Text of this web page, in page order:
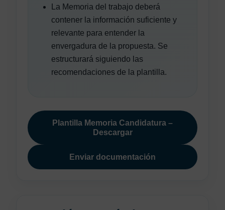
La Memoria del trabajo deberá
contener la información suficiente y
relevante para entender la
envergadura de la propuesta. Se
estructurará siguiendo las
recomendaciones de la plantilla.
Plantilla Memoria Candidatura –
Descargar
Enviar documentación